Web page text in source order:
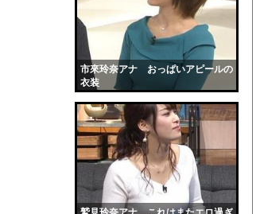
市來玲奈アナ おっぱいアピールの
衣装